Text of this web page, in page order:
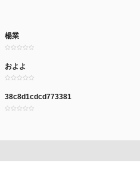
楊業
およよ
38c8d1cdcd773381